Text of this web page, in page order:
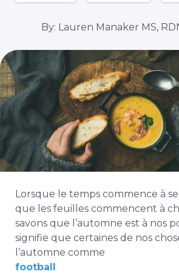
By: Lauren Manaker MS,
Lorsque le temps commence à
que les feuilles commencent à
savons que l’automne est à nos
signifie que certaines de nos
l’automne comme
football